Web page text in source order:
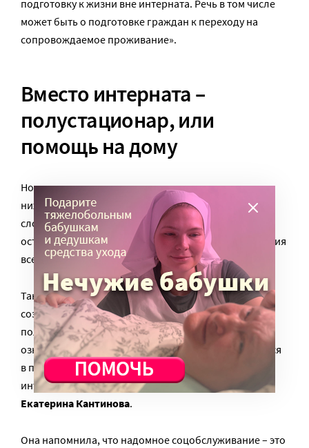
подготовку к жизни вне интерната. Речь в том числе
может быть о подготовке граждан к переходу на
сопровождаемое проживание».
Вместо интерната –
полустационар, или
помощь на дому
Новые правила проанализировали эксперты
нижегородской
АНО «Служба защиты прав»
. По их
словам, основные положения прежних правил
остались прежними, но некоторые важные изменения
все же есть.
Так, у интернатов официально появится право
создавать отделения соцобслуживания на дому и в
полустационарной форме (пункт 6 Приказа). «Это
означает, что люди с нарушениями смогут оставаться
в привычной для себя атмосфере, а не переезжать в
интернат навсегда, говорит директор службы
Екатерина Кантинова.
Она напомнила, что надомное соцобслуживание – это